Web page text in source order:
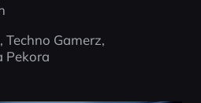
Gamerz,
Pekora